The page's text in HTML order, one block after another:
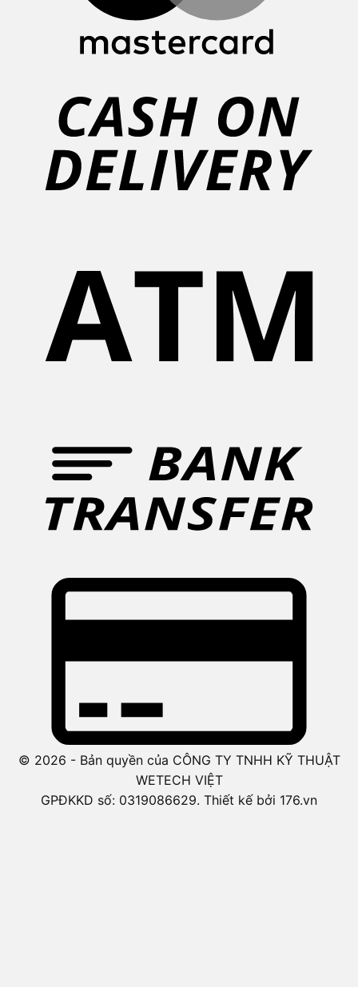
© 2026 - Bản quyền của CÔNG TY TNHH KỸ THUẬT
WETECH VIỆT
GPĐKKD số: 0319086629. Thiết kế bởi 176.vn